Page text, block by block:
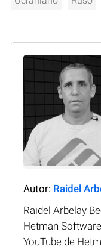
Autor: Raidel
Raidel Arbelay
Hetman
YouTube de